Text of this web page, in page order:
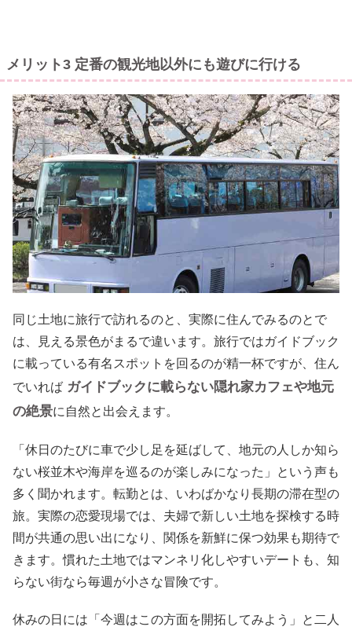
メリット3 定番の観光地以外にも遊びに行ける
同じ土地に旅行で訪れるのと、実際に住んでみるのとで
は、見える景色がまるで違います。旅行ではガイドブック
に載っている有名スポットを回るのが精一杯ですが、住ん
でいれば ガイドブックに載らない隠れ家カフェや地元
の絶景に自然と出会えます。
「休日のたびに車で少し足を延ばして、地元の人しか知ら
ない桜並木や海岸を巡るのが楽しみになった」という声も
多く聞かれます。転勤とは、いわばかなり長期の滞在型の
旅。実際の恋愛現場では、夫婦で新しい土地を探検する時
間が共通の思い出になり、関係を新鮮に保つ効果も期待で
きます。慣れた土地ではマンネリ化しやすいデートも、知
らない街なら毎週が小さな冒険です。
休みの日には「今週はこの方面を開拓してみよう」と二人